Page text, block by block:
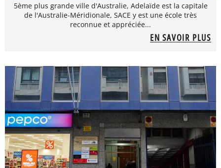
5ème plus grande ville d'Australie, Adelaïde est la capitale
de l'Australie-Méridionale, SACE y est une école très
reconnue et appréciée...
EN SAVOIR PLUS